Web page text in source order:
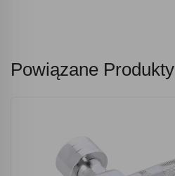
Powiązane Produkty